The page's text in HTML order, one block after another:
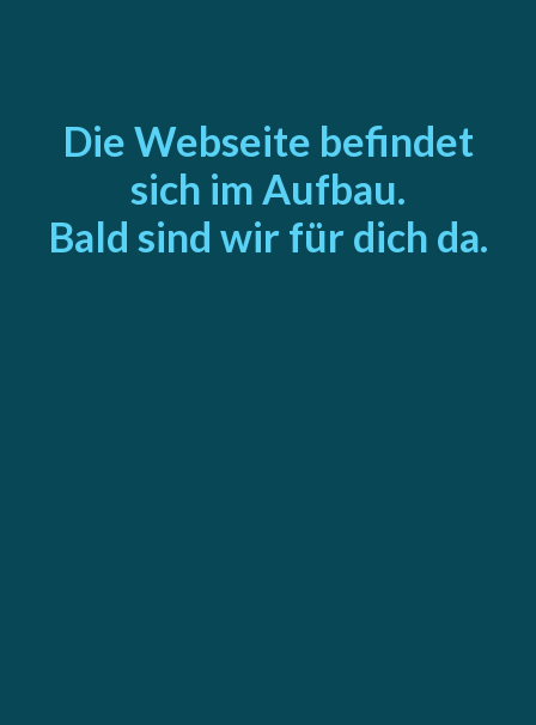
Die Webseite befindet
sich im Aufbau.
Bald sind wir für dich da.